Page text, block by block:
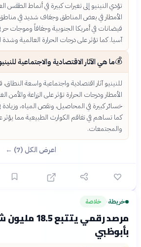
تؤدي النينيو إلى تغيرات كبيرة في أنماط الطقس
الأمطار في بعض المناطق وجفاف شديد في
فيضانات في أمريكا الجنوبية وجفافاً وموجات
آسيا. كما تؤثر على درجات الحرارة العالمية وشدة
💰ما هي الآثار الاقتصادية والاجتماعية
للنينيو آثار اقتصادية واجتماعية واسعة النطاق،
الأمطار ودرجات الحرارة تؤثر على الزراعة والأمن
خسائر كبيرة في المحاصيل، ونقص المياه، وزيادة
كما تساهم في تفاقم الكوارث الطبيعية مما يؤثر
والمجتمعات.
اعرض الكل (7) ←
خريطة› خلاصة
مرصد رقمي
بأبوظبي